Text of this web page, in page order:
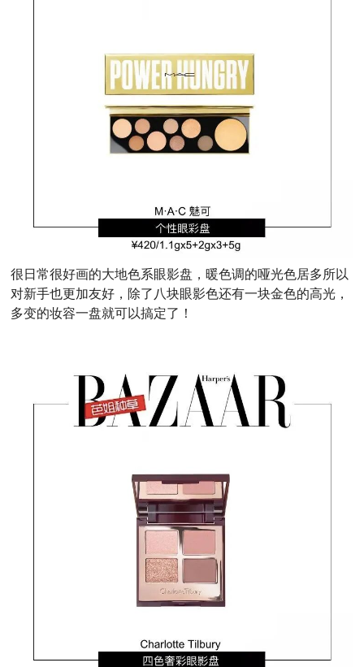
很日常很好画的大地色系眼影盘，暖色调的哑光色居多所以
对新手也更加友好，除了八块眼影色还有一块金色的高光，
多变的妆容一盘就可以搞定了！